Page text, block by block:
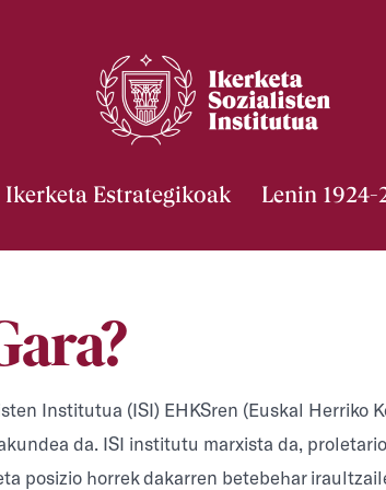
Ikerketa Estrategikoak Lenin 1924-
Institutua (ISI) EHKSren (Euskal Herriko
da. ISI institutu marxista da,
posizio horrek dakarren betebehar